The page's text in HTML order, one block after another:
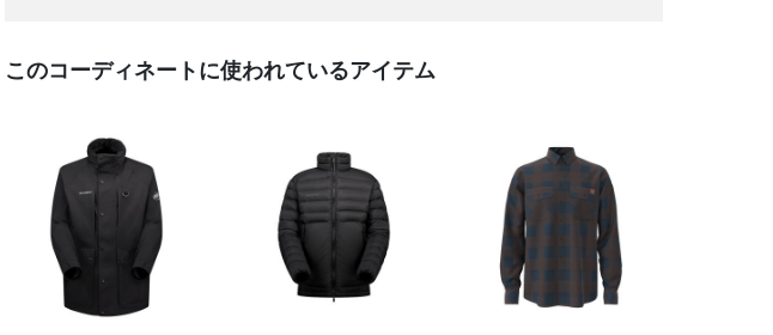
このコーディネートに使われているアイテム